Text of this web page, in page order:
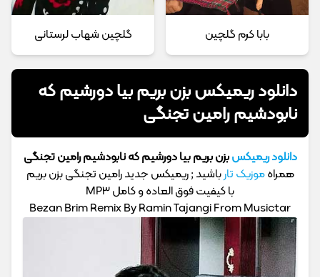
بابا کرم گلچین گلچین شهاب لرستانی
دانلود ریمیکس بزن بریم بیا دورشیم که
نابودشیم رامین تجنگی
دانلود ریمیکسبزن بریم بیا دورشیم که نابودشیم رامین تجنگی
همراهموزیک تارباشید ; ریمیکس جدید رامین تجنگی بزن بریم
با کیفیت فوق العاده و کامل MP3
Bezan Brim Remix By Ramin Tajangi From Musictar